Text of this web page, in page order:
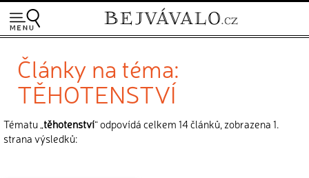
Články na téma:
TĚHOTENSTVÍ
Tématu „těhotenství“ odpovídá celkem 14 článků, zobrazena 1.
strana výsledků: